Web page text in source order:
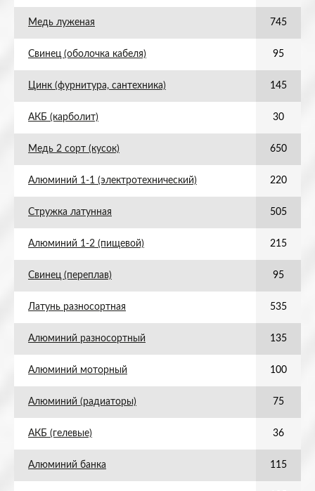
Медь луженая 745
Свинец (оболочка кабеля) 95
Цинк (фурнитура, сантехника) 145
АКБ (карболит) 30
Медь 2 сорт (кусок) 650
Алюминий 1-1 (электротехнический) 220
Стружка латунная 505
Алюминий 1-2 (пищевой) 215
Свинец (переплав) 95
Латунь разносортная 535
Алюминий разносортный 135
Алюминий моторный 100
Алюминий (радиаторы) 75
АКБ (гелевые) 36
Алюминий банка 115